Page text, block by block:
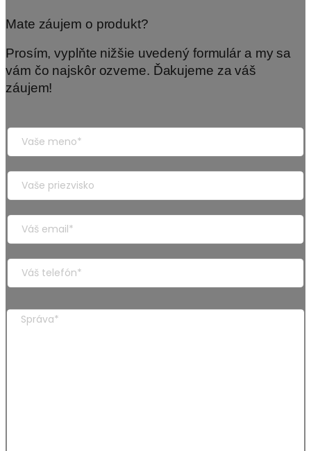
Mate záujem o produkt?
Prosím, vyplňte nižšie uvedený formulár a my sa
vám čo najskôr ozveme. Ďakujeme za váš
záujem!